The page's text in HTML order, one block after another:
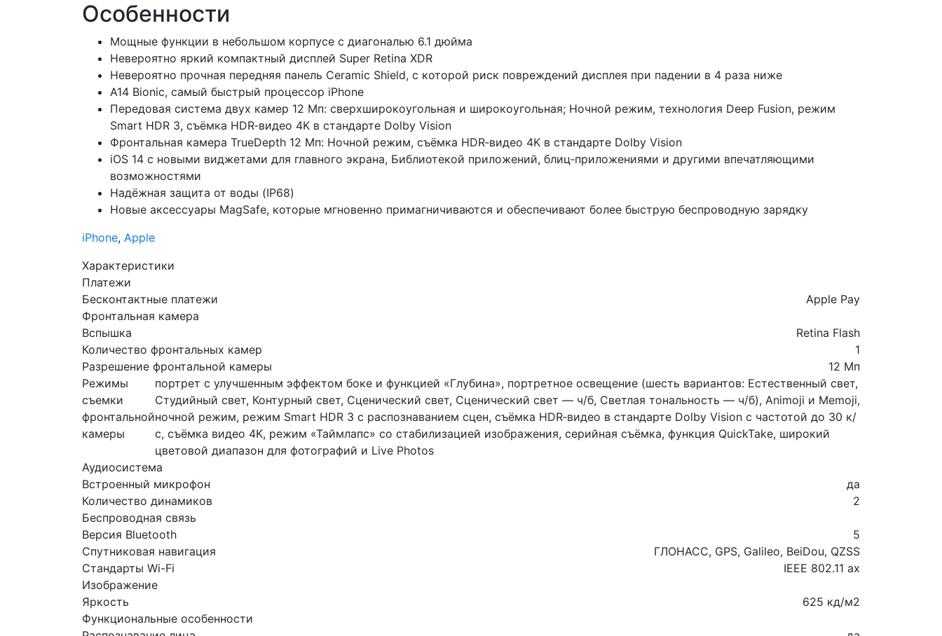
Особенности
Мощные функции в небольшом корпусе с диагональю 6.1 дюйма
Невероятно яркий компактный дисплей Super Retina XDR
Невероятно прочная передняя панель Ceramic Shield, с которой риск повреждений дисплея при падении в 4 раза ниже
A14 Bionic, самый быстрый процессор iPhone
Передовая система двух камер 12 Мп: сверхширокоугольная и широкоугольная; Ночной режим, технология Deep Fusion, режим
Smart HDR 3, съёмка HDR‑видео 4K в стандарте Dolby Vision
Фронтальная камера TrueDepth 12 Мп: Ночной режим, съёмка HDR‑видео 4K в стандарте Dolby Vision
iOS 14 с новыми виджетами для главного экрана, Библиотекой приложений, блиц‑приложениями и другими впечатляющими
возможностями
Надёжная защита от воды (IP68)
Новые аксессуары MagSafe, которые мгновенно примагничиваются и обеспечивают более быструю беспроводную зарядку
iPhone, Apple
Характеристики
Платежи
Бесконтактные платежи
Apple Pay
Фронтальная камера
Вспышка
Retina Flash
Количество фронтальных камер
1
Разрешение фронтальной камеры
12 Мп
Режимы
съемки
фронтальной
камеры
портрет с улучшенным эффектом боке и функцией «Глубина», портретное освещение (шесть вариантов: Естественный свет,
Студийный свет, Контурный свет, Сценический свет, Сценический свет — ч/б, Светлая тональность — ч/б), Animoji и Memoji,
ночной режим, режим Smart HDR 3 с распознаванием сцен, съёмка HDR‑видео в стандарте Dolby Vision с частотой до 30 к/
с, съёмка видео 4K, режим «Таймлапс» со стабилизацией изображения, серийная съёмка, функция QuickTake, широкий
цветовой диапазон для фотографий и Live Photos
Аудиосистема
Встроенный микрофон
да
Количество динамиков
2
Беспроводная связь
Версия Bluetooth
5
Спутниковая навигация
ГЛОНАСС, GPS, Galileo, BeiDou, QZSS
Стандарты Wi-Fi
IEEE 802.11 ax
Изображение
Яркость
625 кд/м2
Функциональные особенности